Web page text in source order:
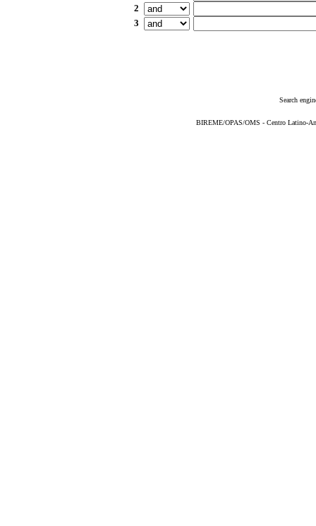
2
3
Search
BIREME/OPAS/OMS - Centro Latino-